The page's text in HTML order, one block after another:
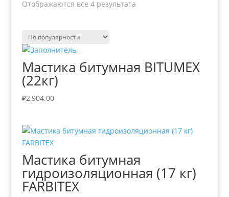
Отображаются все 4 результата
Мастика битумная BITUMEX
(22кг)
₽2,904.00
Мастика битумная
гидроизоляционная (17 кг)
FARBITEX